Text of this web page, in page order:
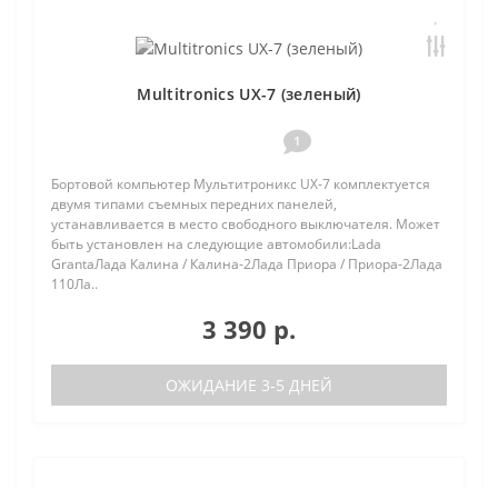
Multitronics UX-7 (зеленый)
1
Бортовой компьютер Мультитроникс UX-7 комплектуется
двумя типами съемных передних панелей,
устанавливается в место свободного выключателя. Может
быть установлен на следующие автомобили:Lada
GrantaЛада Калина / Калина-2Лада Приора / Приора-2Лада
110Ла..
3 390 р.
ОЖИДАНИЕ 3-5 ДНЕЙ